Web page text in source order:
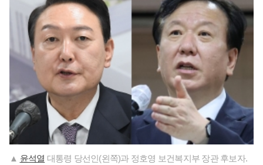
▲ 윤석열 대통령 당선인(왼쪽)과 정호영 보건복지부 장관 후보자.